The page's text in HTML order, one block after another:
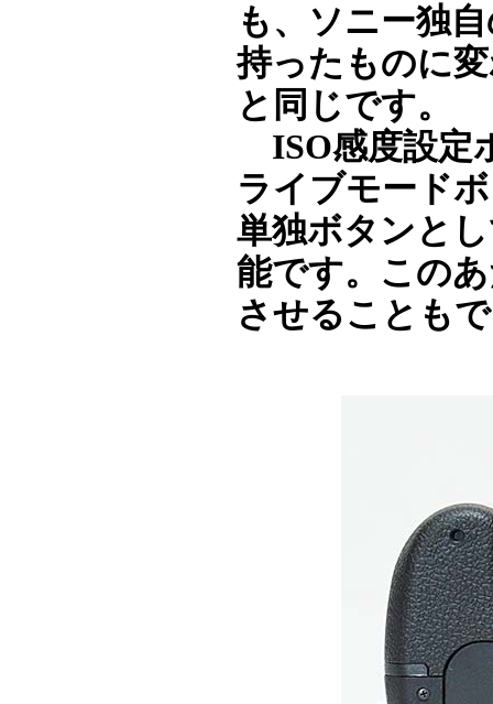
も、ソニー独
持ったものに
と同じです。
ISO感度設定
ライブモード
単独ボタンと
能です。この
させることも